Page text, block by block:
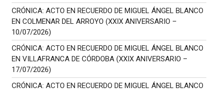
CRÓNICA: ACTO EN RECUERDO DE MIGUEL ÁNGEL BLANCO
EN COLMENAR DEL ARROYO (XXIX ANIVERSARIO –
10/07/2026)
CRÓNICA: ACTO EN RECUERDO DE MIGUEL ÁNGEL BLANCO
EN VILLAFRANCA DE CÓRDOBA (XXIX ANIVERSARIO –
17/07/2026)
CRÓNICA: ACTO EN RECUERDO DE MIGUEL ÁNGEL BLANCO